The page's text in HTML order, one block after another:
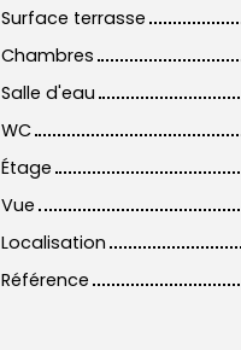
Surface terrasse
Chambres
Salle d'eau
WC
Étage
Vue
Localisation
Référence